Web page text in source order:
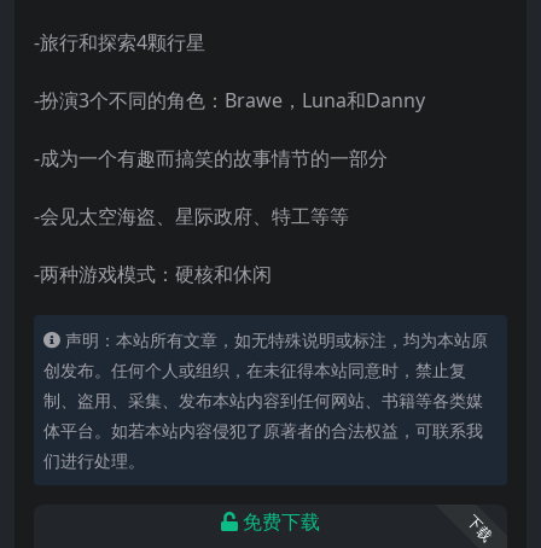
-旅行和探索4颗行星
-扮演3个不同的角色：Brawe，Luna和Danny
-成为一个有趣而搞笑的故事情节的一部分
-会见太空海盗、星际政府、特工等等
-两种游戏模式：硬核和休闲
声明：本站所有文章，如无特殊说明或标注，均为本站原
创发布。任何个人或组织，在未征得本站同意时，禁止复
制、盗用、采集、发布本站内容到任何网站、书籍等各类媒
体平台。如若本站内容侵犯了原著者的合法权益，可联系我
们进行处理。
下载
免费下载